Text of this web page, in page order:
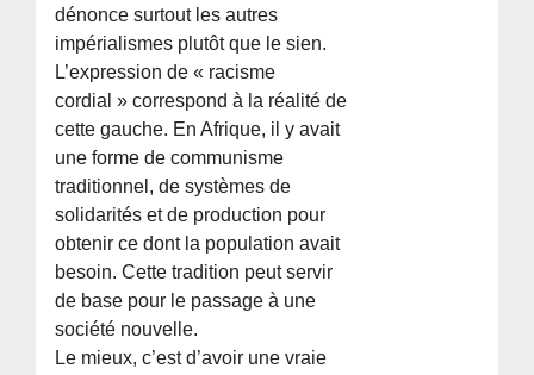
dénonce surtout les autres
impérialismes plutôt que le sien.
L’expression de « racisme
cordial » correspond à la réalité de
cette gauche. En Afrique, il y avait
une forme de communisme
traditionnel, de systèmes de
solidarités et de production pour
obtenir ce dont la population avait
besoin. Cette tradition peut servir
de base pour le passage à une
société nouvelle.
Le mieux, c’est d’avoir une vraie